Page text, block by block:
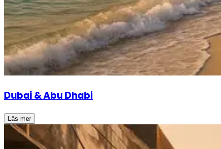
Dubai & Abu Dhabi
Läs mer